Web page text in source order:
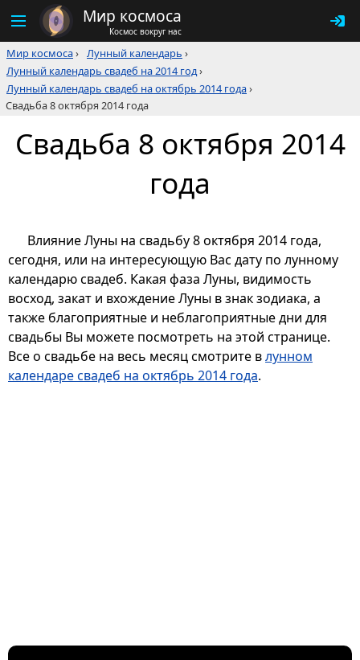
Мир космоса
Космос вокруг нас
Мир космоса› Лунный календарь ›
Лунный календарь свадеб на 2014 год›
Лунный календарь свадеб на октябрь 2014 года›
Свадьба 8 октября 2014 года
Свадьба 8 октября 2014
года
Влияние Луны на свадьбу 8 октября 2014 года,
сегодня, или на интересующую Вас дату по лунному
календарю свадеб. Какая фаза Луны, видимость
восход, закат и вхождение Луны в знак зодиака, а
также благоприятные и неблагоприятные дни для
свадьбы Вы можете посмотреть на этой странице.
Все о свадьбе на весь месяц смотрите влунном
календаре свадеб на октябрь 2014 года.